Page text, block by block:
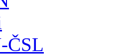
ČSL